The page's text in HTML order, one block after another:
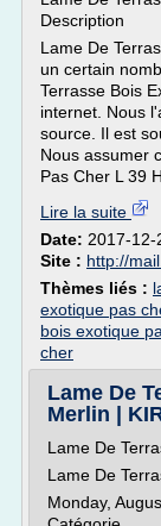
Description
Lame De
un certain
Terrasse Bois
internet. Nous
source. Il est
Nous assumer
Pas Cher L 39
Lire la suite
Date: 2017-12-
Site : http://
Thèmes liés :
exotique pas
bois exotique
cher
Lame De
Merlin |
Lame De
Lame De
Monday,